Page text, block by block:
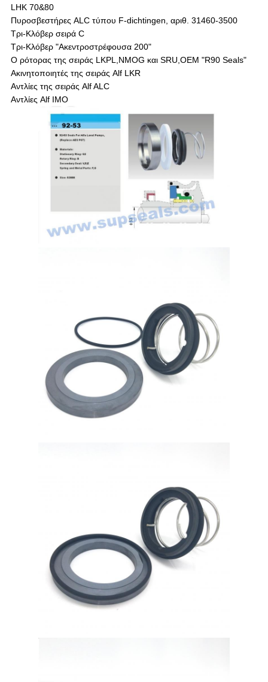
LHK 70&80
Πυροσβεστήρες ALC τύπου F-dichtingen, αριθ. 31460-3500
Τρι-Κλόβερ σειρά C
Τρι-Κλόβερ "Ακεντροστρέφουσα 200"
Ο ρότορας της σειράς LKPL,NMOG και SRU,OEM "R90 Seals"
Ακινητοποιητές της σειράς Alf LKR
Αντλίες της σειράς Alf ALC
Αντλίες Alf IMO